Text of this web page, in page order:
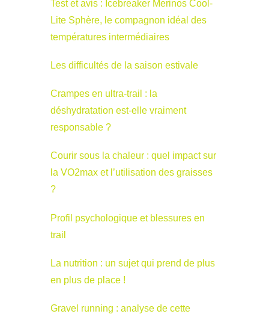
Test et avis : Icebreaker Merinos Cool-
Lite Sphère, le compagnon idéal des
températures intermédiaires
Les difficultés de la saison estivale
Crampes en ultra-trail : la
déshydratation est-elle vraiment
responsable ?
Courir sous la chaleur : quel impact sur
la VO2max et l’utilisation des graisses
?
Profil psychologique et blessures en
trail
La nutrition : un sujet qui prend de plus
en plus de place !
Gravel running : analyse de cette